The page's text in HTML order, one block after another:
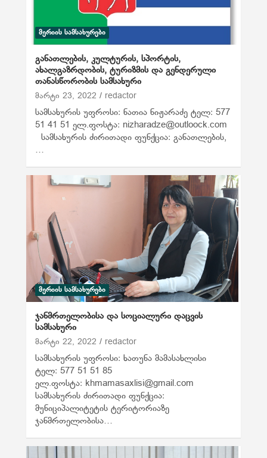
ᲛᲔᲠᲘᲘᲡ ᲡᲐᲛᲡᲐᲮᲣᲠᲔᲑᲘ
განათლების, კულტურის, სპორტის,
ახალგაზრდობის, ტურიზმის და გენდერული
თანასწორობის სამსახური
მარტი 23, 2022 redactor
სამსახურის უფროსი: ნათია ნიჟარაძე ტელ: 577
51 41 51 ელ.ფოსტა: nizharadze@outloock.com
სამსახურის ძირითადი ფუნქცია: განათლების,
…
ᲛᲔᲠᲘᲘᲡ ᲡᲐᲛᲡᲐᲮᲣᲠᲔᲑᲘ
ჯანმრთელობისა და სოციალური დაცვის
სამსახური
მარტი 22, 2022 redactor
სამსახურის უფროსი: ხათუნა მამასახლისი
ტელ: 577 51 51 85
ელ.ფოსტა: khmamasaxlisi@gmail.com
სამსახურის ძირითადი ფუნქცია:
მუნიციპალიტეტის ტერიტორიაზე
ჯანმრთელობისა…